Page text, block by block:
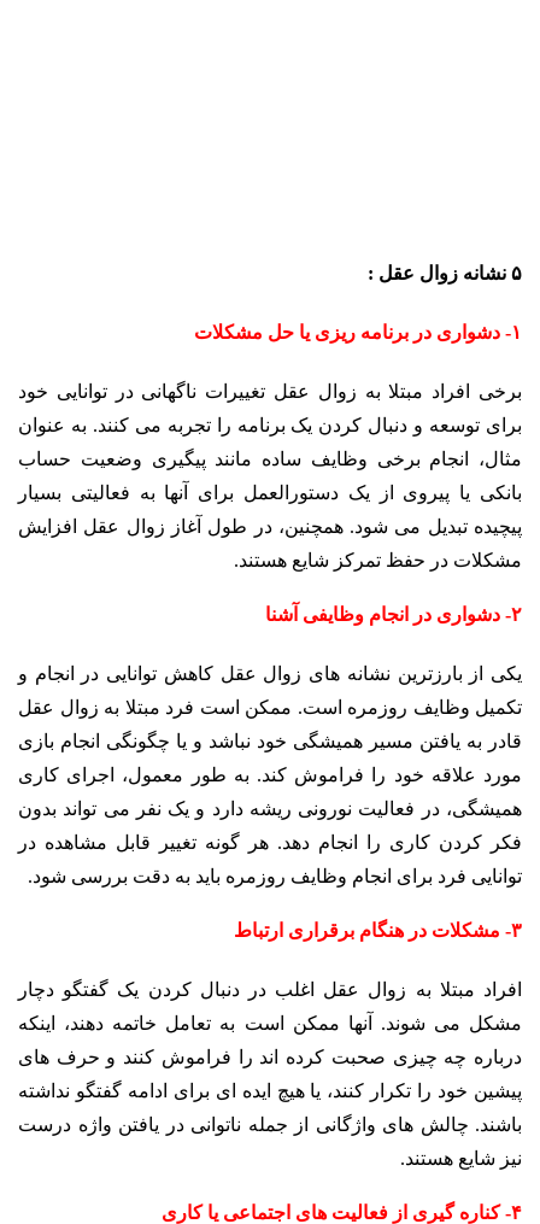
۵ نشانه زوال عقل :
۱- دشواری در برنامه ریزی یا حل مشکلات
برخی افراد مبتلا به زوال عقل تغییرات ناگهانی در توانایی خود
برای توسعه و دنبال کردن یک برنامه را تجربه می کنند. به عنوان
مثال، انجام برخی وظایف ساده مانند پیگیری وضعیت حساب
بانکی یا پیروی از یک دستورالعمل برای آنها به فعالیتی بسیار
پیچیده تبدیل می شود. همچنین، در طول آغاز زوال عقل افزایش
مشکلات در حفظ تمرکز شایع هستند.
۲- دشواری در انجام وظایفی آشنا
یکی از بارزترین نشانه های زوال عقل کاهش توانایی در انجام و
تکمیل وظایف روزمره است. ممکن است فرد مبتلا به زوال عقل
قادر به یافتن مسیر همیشگی خود نباشد و یا چگونگی انجام بازی
مورد علاقه خود را فراموش کند. به طور معمول، اجرای کاری
همیشگی، در فعالیت نورونی ریشه دارد و یک نفر می تواند بدون
فکر کردن کاری را انجام دهد. هر گونه تغییر قابل مشاهده در
توانایی فرد برای انجام وظایف روزمره باید به دقت بررسی شود.
۳- مشکلات در هنگام برقراری ارتباط
افراد مبتلا به زوال عقل اغلب در دنبال کردن یک گفتگو دچار
مشکل می شوند. آنها ممکن است به تعامل خاتمه دهند، اینکه
درباره چه چیزی صحبت کرده اند را فراموش کنند و حرف های
پیشین خود را تکرار کنند، یا هیچ ایده ای برای ادامه گفتگو نداشته
باشند. چالش های واژگانی از جمله ناتوانی در یافتن واژه درست
نیز شایع هستند.
۴- کناره گیری از فعالیت های اجتماعی یا کاری